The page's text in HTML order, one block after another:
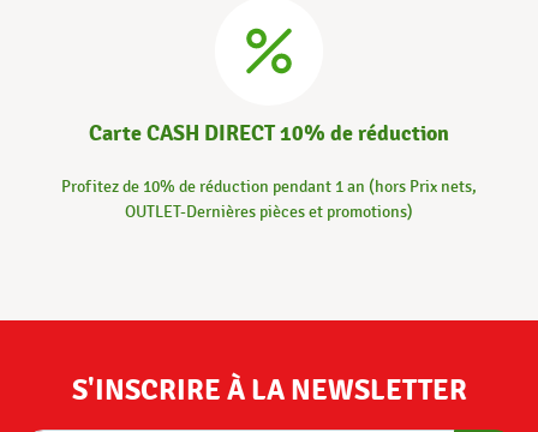
Carte CASH DIRECT 10% de réduction
Profitez de 10% de réduction pendant 1 an (hors Prix nets,
OUTLET-Dernières pièces et promotions)
S'INSCRIRE À LA NEWSLETTER